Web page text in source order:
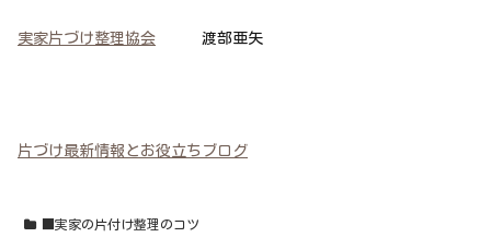
実家片づけ整理協会 渡部亜矢
片づけ最新情報とお役立ちブログ
■実家の片付け整理のコツ